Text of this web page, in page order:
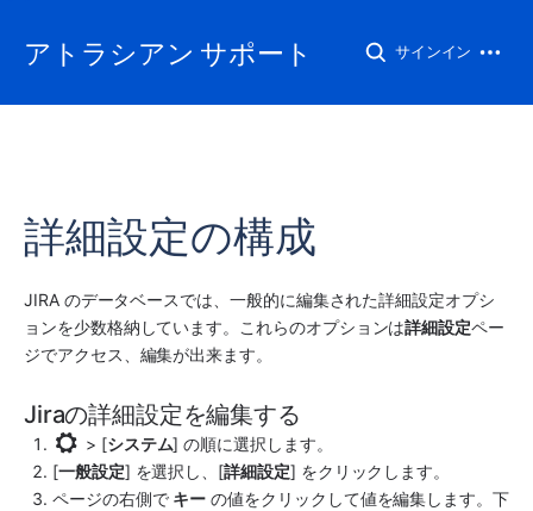
アトラシアン サポート サインイン
詳細設定の構成
JIRA のデータベースでは、一般的に編集された詳細設定オプシ
ョンを少数格納しています。これらのオプションは詳細設定ペー
ジでアクセス、編集が出来ます。
Jiraの詳細設定を編集する
> [システム] の順に選択します。
[一般設定] を選択し、[詳細設定] をクリックします。
ページの右側で キー の値をクリックして値を編集します。下